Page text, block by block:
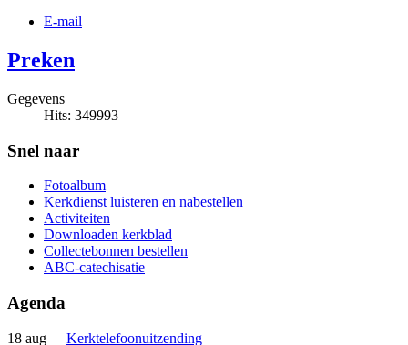
E-mail
Preken
Gegevens
Hits: 349993
Snel naar
Fotoalbum
Kerkdienst luisteren en nabestellen
Activiteiten
Downloaden kerkblad
Collectebonnen bestellen
ABC-catechisatie
Agenda
18 aug
Kerktelefoonuitzending